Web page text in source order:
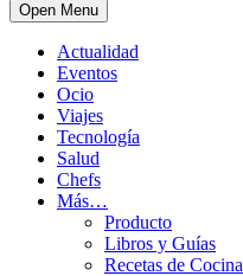
Open Menu
Actualidad
Eventos
Ocio
Viajes
Tecnología
Salud
Chefs
Más…
Producto
Libros y Guías
Recetas de Cocina